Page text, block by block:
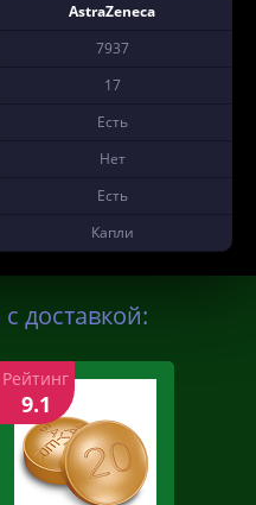
AstraZeneca
7937
17
Есть
Нет
Есть
Капли
доставкой:
Рейтинг
9.1